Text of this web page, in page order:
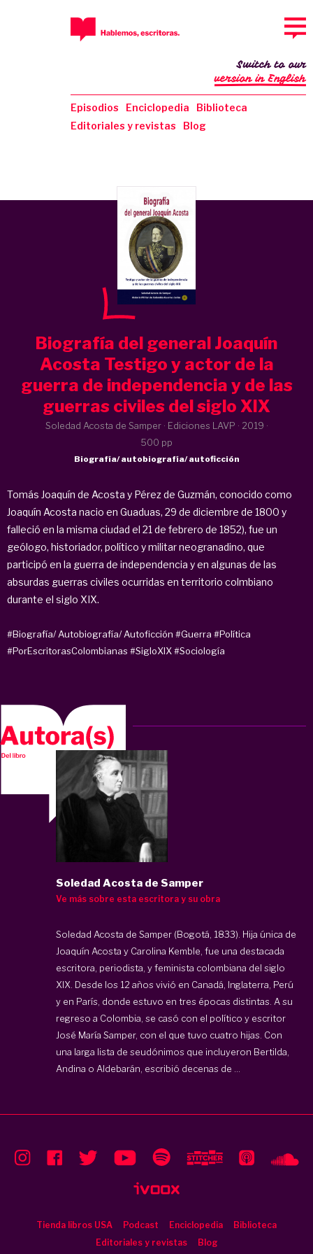
Episodios Enciclopedia
Biblioteca
Editoriales y revistas
Blog
Switch to our
version in English
Biografía del general Joaquín
Acosta Testigo y actor de la
guerra de independencia y de las
guerras civiles del siglo XIX
Soledad Acosta de Samper · Ediciones LAVP · 2019 ·
500 pp
Biografía/ autobiografía/ autoficción
Tomás Joaquín de Acosta y Pérez de Guzmán, conocido como
Joaquín Acosta nacio en Guaduas, 29 de diciembre de 1800 y
falleció en la misma ciudad el 21 de febrero de 1852), fue un
geólogo, historiador, político y militar neogranadino, que
participó en la guerra de independencia y en algunas de las
absurdas guerras civiles ocurridas en territorio colmbiano
durante el siglo XIX.
#Biografía/ Autobiografía/ Autoficción #Guerra #Política
#PorEscritorasColombianas #SigloXIX#Sociología
Soledad Acosta de Samper
Ve más sobre esta escritora y su obra
Soledad Acosta de Samper (Bogotá, 1833). Hija única de
Joaquín Acosta y Carolina Kemble, fue una destacada
escritora, periodista, y feminista colombiana del siglo
XIX. Desde los 12 años vivió en Canadá, Inglaterra, Perú
y en París, donde estuvo en tres épocas distintas. A su
regreso a Colombia, se casó con el político y escritor
José María Samper, con el que tuvo cuatro hijas. Con
una larga lista de seudónimos que incluyeron Bertilda,
Andina o Aldebarán, escribió decenas de ...
Tienda libros USA Podcast Enciclopedia
Biblioteca
Editoriales y revistas
Blog